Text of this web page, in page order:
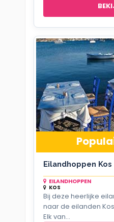
Eilandhoppen
EILANDHOPPEN
KOS
Bij deze heerlijke
naar de eilanden
Elk van...